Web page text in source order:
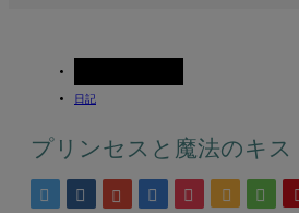
日記
プリンセスと魔法のキス